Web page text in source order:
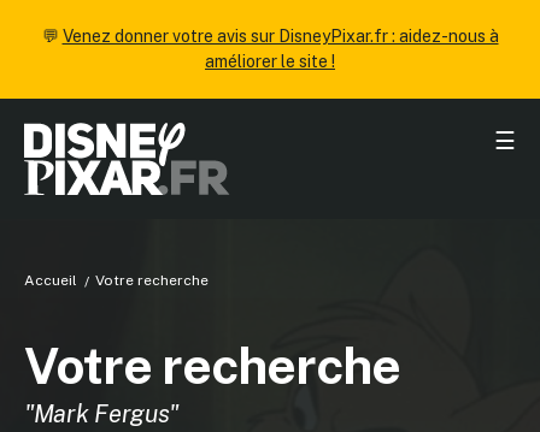
💬 Venez donner votre avis sur DisneyPixar.fr : aidez-nous à
améliorer le site !
☰
Accueil Votre recherche
Votre recherche
"Mark Fergus"